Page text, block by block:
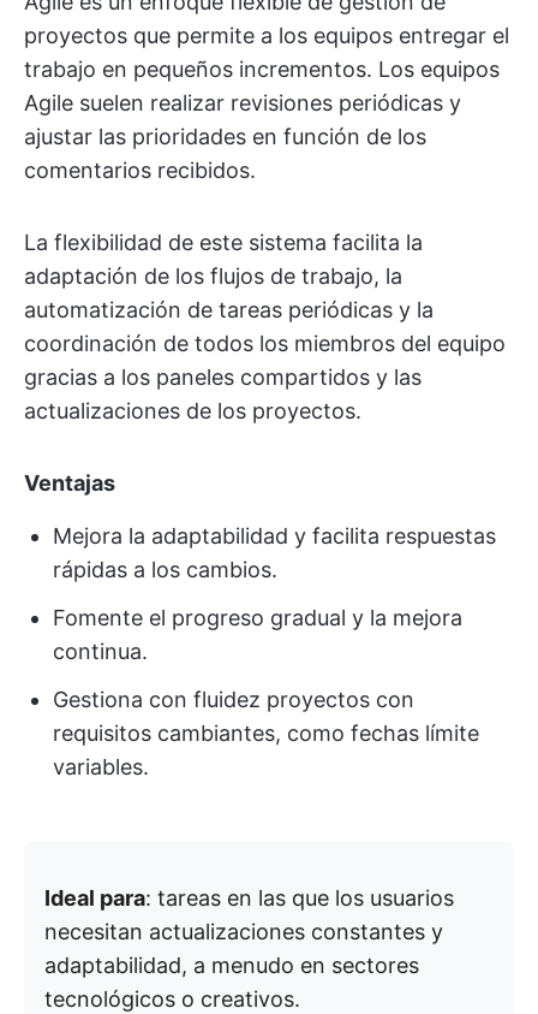
proyectos que permite a los equipos entregar el
trabajo en pequeños incrementos. Los equipos
Agile suelen realizar revisiones periódicas y
ajustar las prioridades en función de los
comentarios recibidos.
La flexibilidad de este sistema facilita la
adaptación de los flujos de trabajo, la
automatización de tareas periódicas y la
coordinación de todos los miembros del equipo
gracias a los paneles compartidos y las
actualizaciones de los proyectos.
Ventajas
Mejora la adaptabilidad y facilita respuestas
rápidas a los cambios.
Fomente el progreso gradual y la mejora
continua.
Gestiona con fluidez proyectos con
requisitos cambiantes, como fechas límite
variables.
Ideal para: tareas en las que los usuarios
necesitan actualizaciones constantes y
adaptabilidad, a menudo en sectores
tecnológicos o creativos.